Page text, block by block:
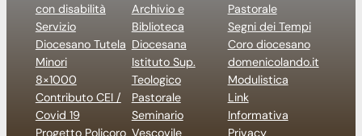
con disabilità
Servizio
Diocesano Tutela
Minori
8×1000
Contributo CEI /
Covid 19
Progetto Policoro
Archivio e
Biblioteca
Diocesana
Istituto Sup.
Teologico
Pastorale
Seminario
Vescovile
Pastorale
Segni dei Tempi
Coro diocesano
domenicolando.it
Modulistica
Link
Informativa
Privacy